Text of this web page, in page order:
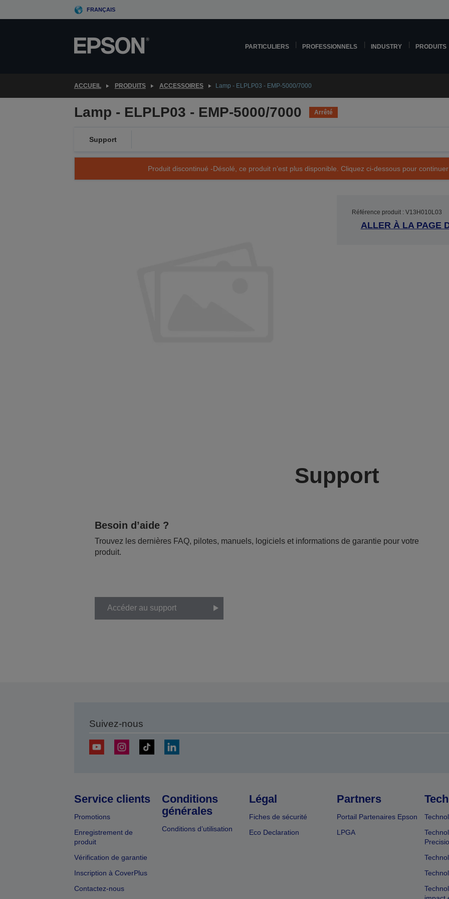
to
FRANÇAIS
PARTICULIERS PROFESSIONNELS INDUSTRY PRODUITS
ACCUEIL PRODUITS ACCESSOIRES Lamp - ELPLP03 - EMP-5000/7000
Lamp - ELPLP03 - EMP-5000/7000 Arrêté
Support
Produit discontinué -Désolé, ce produit n’est plus disponible. Cliquez ci-dessous pour
Référence produit : V13H010L03
ALLER À LA PAGE
Support
Besoin d’aide ?
Trouvez les dernières FAQ, pilotes, manuels, logiciels et informations de garantie pour votre
produit.
Accéder au support
Suivez-nous
Service clients
Promotions
Enregistrement de
produit
Vérification de garantie
Inscription à CoverPlus
Contactez-nous
Conditions
générales
Conditions d’utilisation
Légal
Fiches de sécurité
Eco Declaration
Partners
Portail Partenaires Epson
LPGA